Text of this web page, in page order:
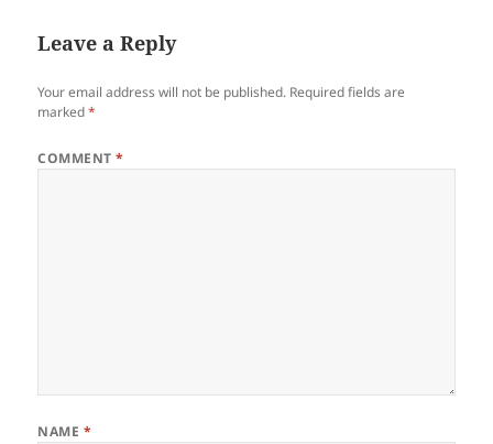
Leave a Reply
Your email address will not be published. Required fields are
marked*
COMMENT*
NAME *